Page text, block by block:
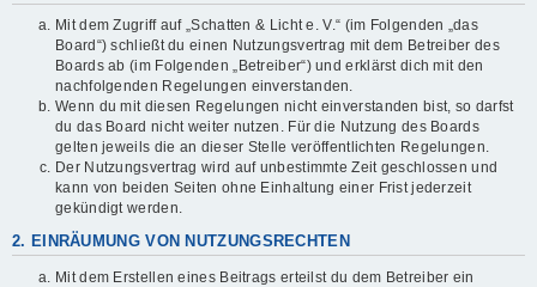
Mit dem Zugriff auf „Schatten & Licht e. V.“ (im Folgenden „das
Board“) schließt du einen Nutzungsvertrag mit dem Betreiber des
Boards ab (im Folgenden „Betreiber“) und erklärst dich mit den
nachfolgenden Regelungen einverstanden.
Wenn du mit diesen Regelungen nicht einverstanden bist, so darfst
du das Board nicht weiter nutzen. Für die Nutzung des Boards
gelten jeweils die an dieser Stelle veröffentlichten Regelungen.
Der Nutzungsvertrag wird auf unbestimmte Zeit geschlossen und
kann von beiden Seiten ohne Einhaltung einer Frist jederzeit
gekündigt werden.
2. EINRÄUMUNG VON NUTZUNGSRECHTEN
Mit dem Erstellen eines Beitrags erteilst du dem Betreiber ein